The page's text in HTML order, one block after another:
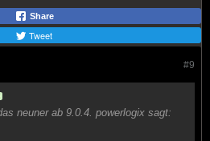
Share
Tweet
#9
neuner ab 9.0.4. powerlogix sagt: